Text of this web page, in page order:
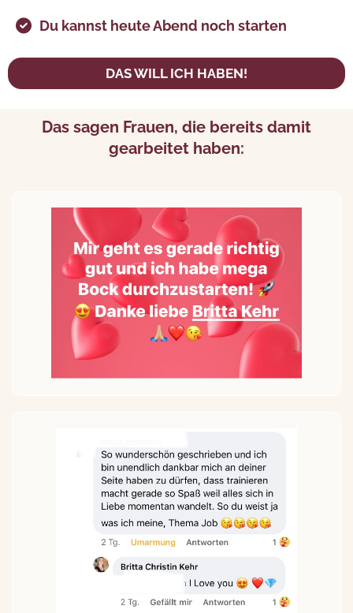
Du kannst heute Abend noch starten
DAS WILL ICH HABEN!
Das sagen Frauen, die bereits damit
gearbeitet haben: